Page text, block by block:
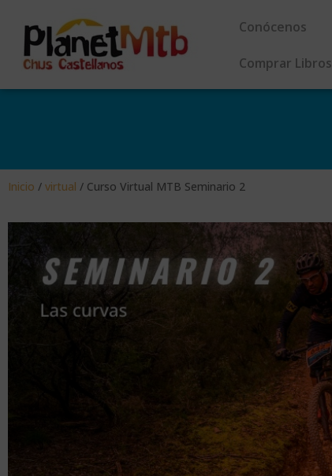
Conócenos
Comprar Libros
Inicio / virtual / Curso Virtual MTB Seminario 2